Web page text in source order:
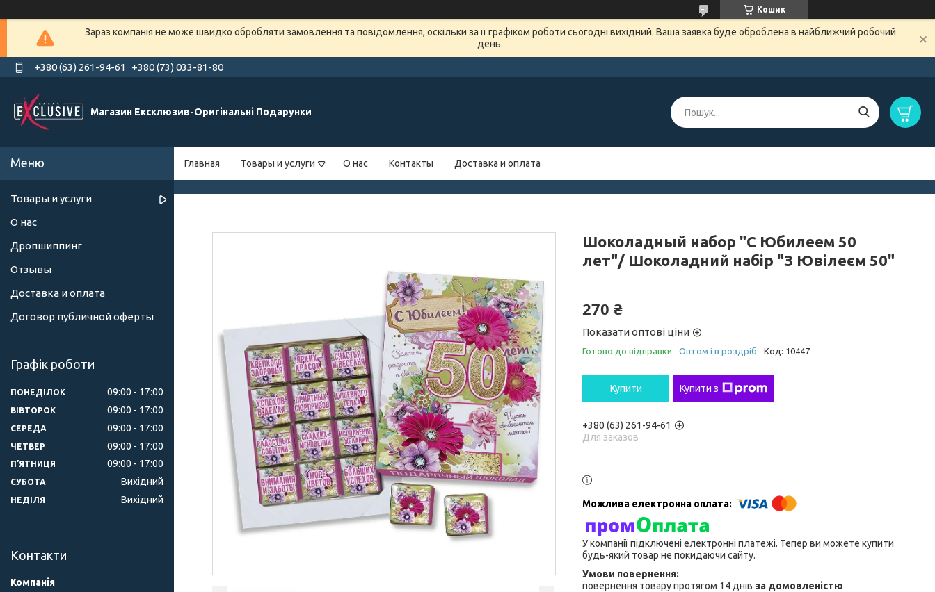
Кошик
Зараз компанія не може швидко обробляти замовлення та повідомлення, оскільки за її графіком роботи сьогодні вихідний. Ваша заявка буде оброблена в найближчий робочий
день.
+380 (63) 261-94-61 +380 (73) 033-81-80
Магазин Ексклюзив-Оригінальні Подарунки
Главная Товары и услуги О нас Контакты Доставка и оплата
Шоколадный набор "С Юбилеем 50
лет"/ Шоколадний набір "З Ювілеєм 50"
270 ₴
Показати оптові ціни
Готово до відправки Оптом і в роздріб Код: 10447
Купити Купити з
+380 (63) 261-94-61
Для заказов
У компанії підключені електронні платежі. Тепер ви можете купити
будь-який товар не покидаючи сайту.
повернення товару протягом 14 днів за домовленістю
Товары и услуги
О нас
Дропшиппинг
Отзывы
Доставка и оплата
Договор публичной оферты
Графік роботи
ПОНЕДІЛОК 09:00 17:00
ВІВТОРОК 09:00 17:00
СЕРЕДА 09:00 17:00
ЧЕТВЕР 09:00 17:00
ПʼЯТНИЦЯ 09:00 17:00
СУБОТА Вихідний
НЕДІЛЯ Вихідний
Контакти